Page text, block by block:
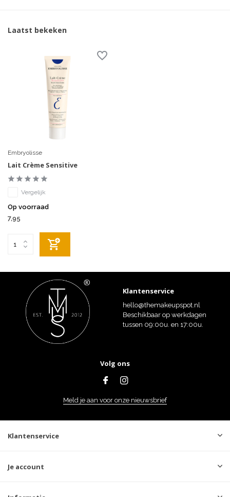
Laatst bekeken
Embryolisse
Lait Crème Sensitive
Vergelijk
Op voorraad
7,95
Klantenservice
hello@themakeupspot.nl
Beschikbaar op werkdagen
tussen 09:00u. en 17:00u.
Volg ons
Meld je aan voor onze nieuwsbrief
Klantenservice
Je account